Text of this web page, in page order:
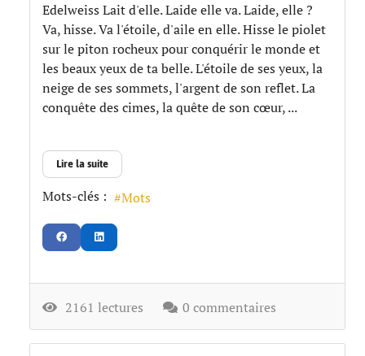
Edelweiss Lait d'elle. Laide elle va. Laide, elle ?
Va, hisse. Va l'étoile, d'aile en elle. Hisse le piolet
sur le piton rocheux pour conquérir le monde et
les beaux yeux de ta belle. L'étoile de ses yeux, la
neige de ses sommets, l'argent de son reflet. La
conquête des cimes, la quête de son cœur, ...
Lire la suite
Mots-clés : Mots
2161 lectures 0 commentaires